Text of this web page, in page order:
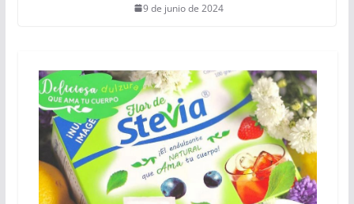
9 de junio de 2024